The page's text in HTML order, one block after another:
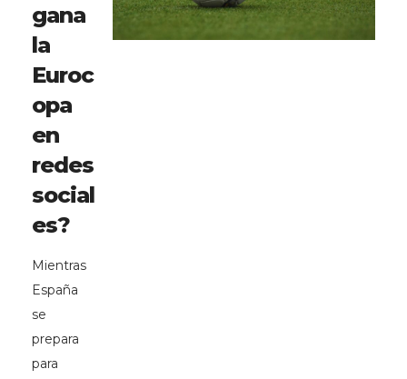
gana
la
Euroc
opa
en
redes
social
es?
Mientras
España
se
prepara
para